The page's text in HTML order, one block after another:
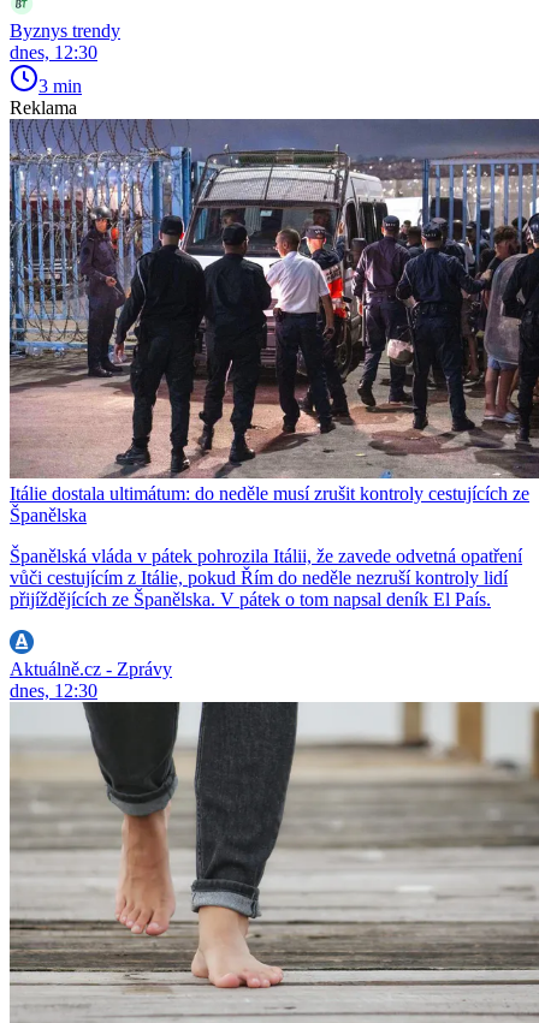
Byznys trendy
dnes, 12:30
3 min
Reklama
Itálie dostala ultimátum: do neděle musí zrušit kontroly cestujících ze
Španělska
Španělská vláda v pátek pohrozila Itálii, že zavede odvetná opatření
vůči cestujícím z Itálie, pokud Řím do neděle nezruší kontroly lidí
přijíždějících ze Španělska. V pátek o tom napsal deník El País.
Aktuálně.cz - Zprávy
dnes, 12:30